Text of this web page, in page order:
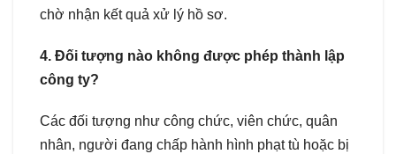
chờ nhận kết quả xử lý hồ sơ.
4. Đối tượng nào không được phép thành lập
công ty?
Các đối tượng như công chức, viên chức, quân
nhân, người đang chấp hành hình phạt tù hoặc bị